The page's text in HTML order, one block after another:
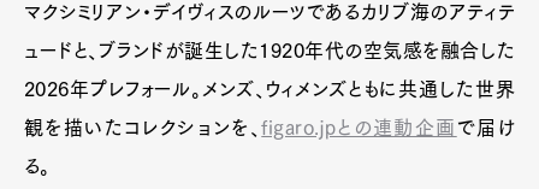
マクシミリアン・デイヴィスのルーツであるカリブ海のアティテ
ュードと、ブランドが誕生した1920年代の空気感を融合した
2026年プレフォール。メンズ、ウィメンズともに共通した世界
観を描いたコレクションを、figaro.jpとの連動企画 で届け
る。